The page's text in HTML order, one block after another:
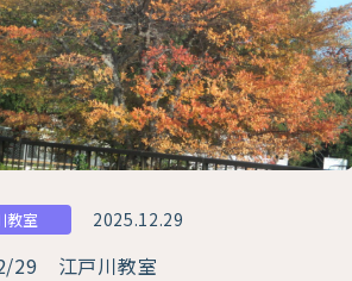
教室 2025.12.29
29 江戸川教室